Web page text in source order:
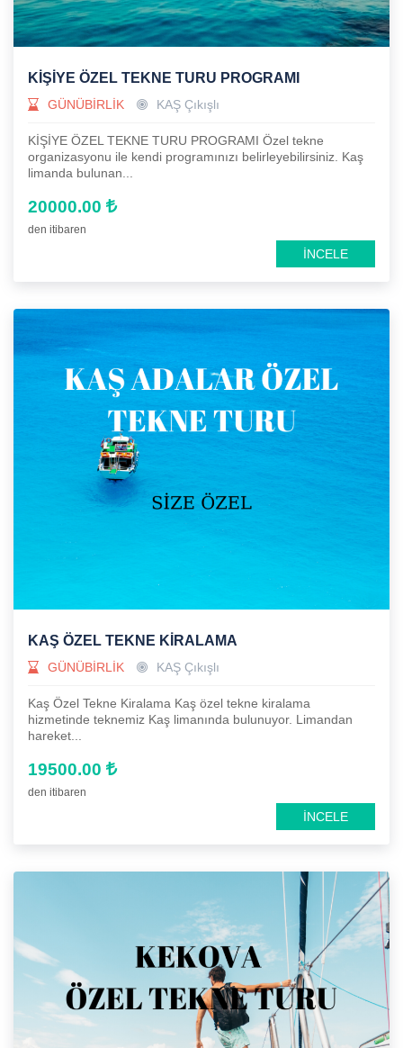
KİŞİYE ÖZEL TEKNE TURU PROGRAMI
GÜNÜBİRLİK KAŞ Çıkışlı
KİŞİYE ÖZEL TEKNE TURU PROGRAMI Özel tekne
organizasyonu ile kendi programınızı belirleyebilirsiniz. Kaş
limanda bulunan...
20000.00
den itibaren
İNCELE
KAŞ ÖZEL TEKNE KİRALAMA
GÜNÜBİRLİK KAŞ Çıkışlı
Kaş Özel Tekne Kiralama Kaş özel tekne kiralama
hizmetinde teknemiz Kaş limanında bulunuyor. Limandan
hareket...
19500.00
den itibaren
İNCELE